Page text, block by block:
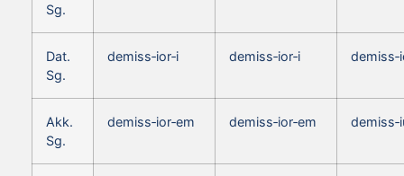
Sg.
Dat.
Sg.
demiss‑ior‑i demiss‑ior‑i
Akk.
Sg.
demiss‑ior‑em demiss‑ior‑em